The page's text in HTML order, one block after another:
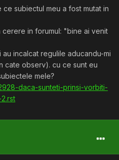
subiectul meu a fost mutat in
in forumul: "bine ai venit
incalcat regulile aducandu-mi
cate observ). cu ce sunt eu
mele?
daca-sunteti-prinsi-vorbiti-